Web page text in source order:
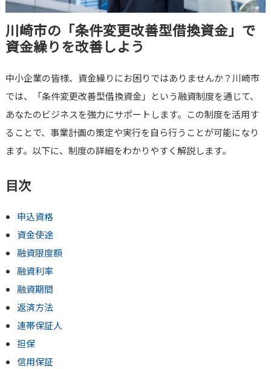
川崎市の「条件変更改善型借換資金」で
資金繰りを改善しよう
中小企業の皆様、資金繰りにお困りではありませんか？川崎市
では、「条件変更改善型借換資金」という融資制度を通じて、
あなたのビジネスを強力にサポートします。この制度を活用す
ることで、事業計画の策定や実行を自ら行うことが可能になり
ます。以下に、制度の詳細をわかりやすく解説します。
目次
申込資格
資金使途
融資限度額
融資利率
融資期間
返済方法
連帯保証人
担保
信用保証